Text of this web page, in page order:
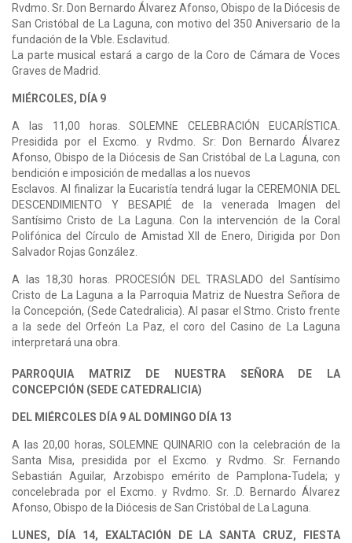
Rvdmo. Sr. Don Bernardo Álvarez Afonso, Obispo de la Diócesis de
San Cristóbal de La Laguna, con motivo del 350 Aniversario de la
fundación de la Vble. Esclavitud.
La parte musical estará a cargo de la Coro de Cámara de Voces
Graves de Madrid.
MIÉRCOLES, DÍA 9
A las 11,00 horas. SOLEMNE CELEBRACIÓN EUCARÍSTICA.
Presidida por el Excmo. y Rvdmo. Sr: Don Bernardo Álvarez
Afonso, Obispo de la Diócesis de San Cristóbal de La Laguna, con
bendición e imposición de medallas a los nuevos
Esclavos. Al finalizar la Eucaristía tendrá lugar la CEREMONIA DEL
DESCENDIMIENTO Y BESAPIÉ de la venerada Imagen del
Santísimo Cristo de La Laguna. Con la intervención de la Coral
Polifónica del Círculo de Amistad XII de Enero, Dirigida por Don
Salvador Rojas González.
A las 18,30 horas. PROCESIÓN DEL TRASLADO del Santísimo
Cristo de La Laguna a la Parroquia Matriz de Nuestra Señora de
la Concepción, (Sede Catedralicia). Al pasar el Stmo. Cristo frente
a la sede del Orfeón La Paz, el coro del Casino de La Laguna
interpretará una obra.
PARROQUIA MATRIZ DE NUESTRA SEÑORA DE LA
CONCEPCIÓN (SEDE CATEDRALICIA)
DEL MIÉRCOLES DÍA 9 AL DOMINGO DÍA 13
A las 20,00 horas, SOLEMNE QUINARIO con la celebración de la
Santa Misa, presidida por el Excmo. y Rvdmo. Sr. Fernando
Sebastián Aguilar, Arzobispo emérito de Pamplona-Tudela; y
concelebrada por el Excmo. y Rvdmo. Sr. .D. Bernardo Álvarez
Afonso, Obispo de la Diócesis de San Cristóbal de La Laguna.
LUNES, DÍA 14, EXALTACIÓN DE LA SANTA CRUZ, FIESTA